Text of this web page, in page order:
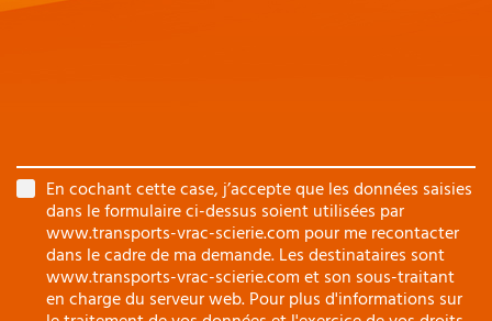
En cochant cette case, j’accepte que les données saisies
dans le formulaire ci-dessus soient utilisées par
www.transports-vrac-scierie.com pour me recontacter
dans le cadre de ma demande. Les destinataires sont
www.transports-vrac-scierie.com et son sous-traitant
en charge du serveur web. Pour plus d'informations sur